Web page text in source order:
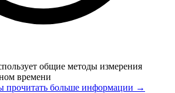
общие методы измерения
времени
прочитать больше информации →